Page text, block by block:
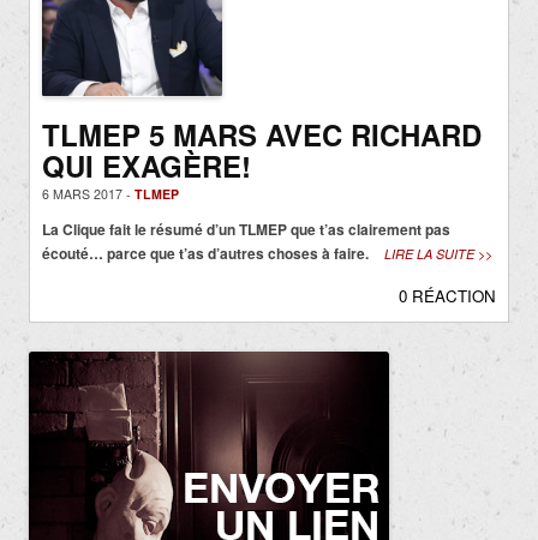
TLMEP 5 MARS AVEC RICHARD
QUI EXAGÈRE!
6 MARS 2017 - TLMEP
La Clique fait le résumé d’un TLMEP que t’as clairement pas
écouté… parce que t’as d’autres choses à faire.
LIRE LA SUITE >>
0 RÉACTION